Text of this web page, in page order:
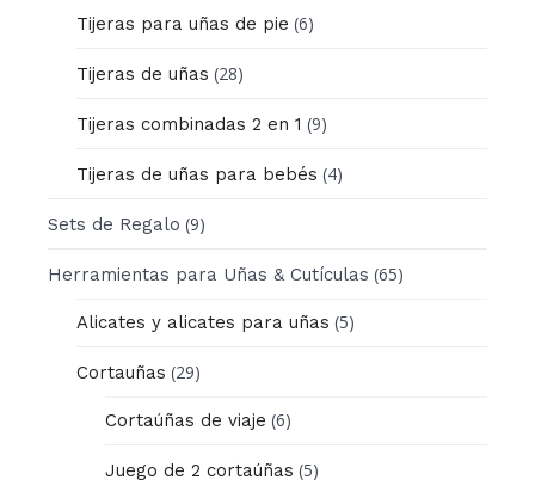
Tijeras para uñas de pie (6)
Tijeras de uñas (28)
Tijeras combinadas 2 en 1 (9)
Tijeras de uñas para bebés (4)
Sets de Regalo (9)
Herramientas para Uñas & Cutículas (65)
Alicates y alicates para uñas (5)
Cortauñas (29)
Cortaúñas de viaje (6)
Juego de 2 cortaúñas (5)